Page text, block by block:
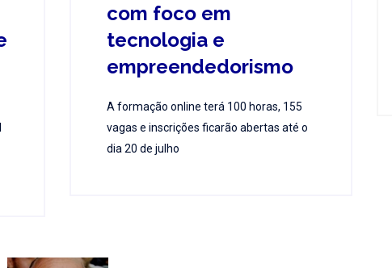
com foco em
tecnologia e
empreendedorismo
A formação online terá 100 horas, 155
vagas e inscrições ficarão abertas até o
dia 20 de julho